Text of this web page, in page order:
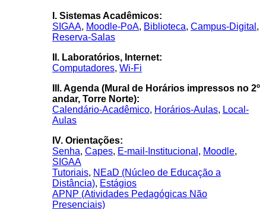
I. Sistemas Acadêmicos:
SIGAA, Moodle-PoA, Biblioteca, Campus-Digital ,
Reserva-Salas
II. Laboratórios, Internet:
Computadores, Wi-Fi
III. Agenda (Mural de Horários impressos no 2º
andar, Torre Norte):
Calendário-Acadêmico, Horários-Aulas, Local-
Aulas
IV. Orientações:
Senha, Capes, E-mail-Institucional , Moodle,
SIGAA
Tutoriais, NEaD (Núcleo de Educação a
Distância), Estágios
APNP (Atividades Pedagógicas Não
Presenciais)